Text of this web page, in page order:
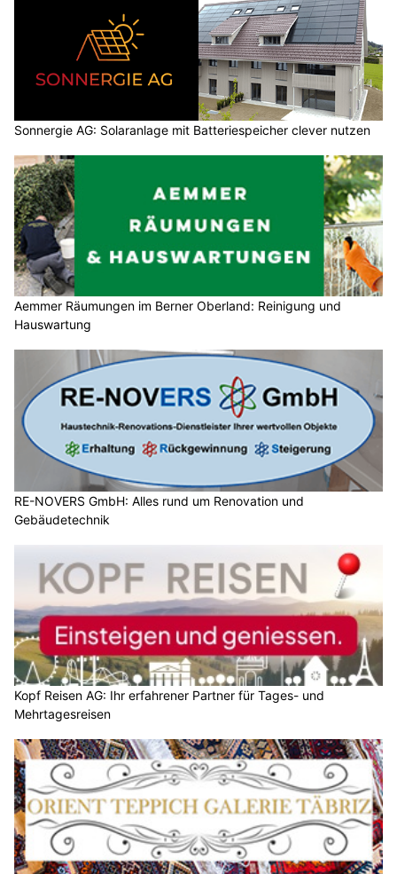
Sonnergie AG: Solaranlage mit Batteriespeicher clever nutzen
Aemmer Räumungen im Berner Oberland: Reinigung und
Hauswartung
RE-NOVERS GmbH: Alles rund um Renovation und
Gebäudetechnik
Kopf Reisen AG: Ihr erfahrener Partner für Tages- und
Mehrtagesreisen